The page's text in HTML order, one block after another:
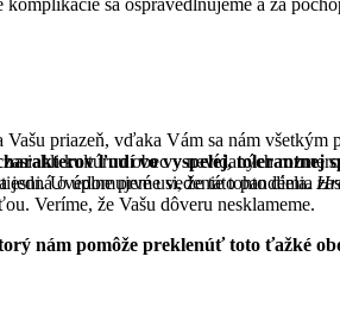
sa ospravedlňujeme a za
ľudí vo vyspelej, tolerantnej
jedná o úplne prvé uvedenie tohto diela.
priazeň, vďaka Vám sa nám
kultúrnu obec v nevídaných
Uvedomujeme si, že táto pandémia
Veríme, že Vašu dôveru nesklameme.
nám pomôže preklenúť toto ťažké